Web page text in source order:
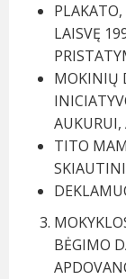
LAISVĘ
MOKINIŲ
AUKURUI,
TITO
BĖGIMO